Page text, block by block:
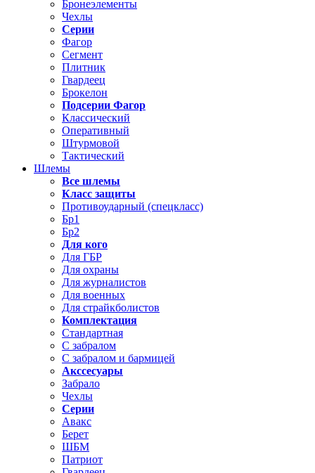
Бронеэлементы
Чехлы
Серии
Фагор
Сегмент
Плитник
Гвардеец
Брокелон
Подсерии Фагор
Классический
Оперативный
Штурмовой
Тактический
Шлемы
Все шлемы
Класс защиты
Противоударный (спецкласс)
Бр1
Бр2
Для кого
Для ГБР
Для охраны
Для журналистов
Для военных
Для страйкболистов
Комплектация
Стандартная
С забралом
С забралом и бармицей
Акссесуары
Забрало
Чехлы
Серии
Авакс
Берет
ШБМ
Патриот